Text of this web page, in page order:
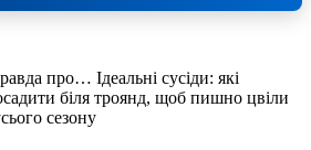
про… Ідеальні сусіди: які
біля троянд, щоб пишно цвіли
сезону